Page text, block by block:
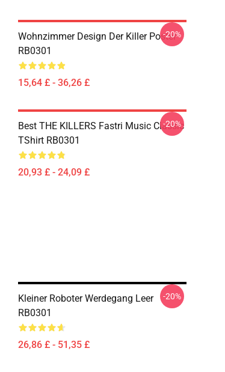
Wohnzimmer Design Der Killer Poster
RB0301
15,64 £ - 36,26 £
-20%
Best THE KILLERS Fastri Music Classic
TShirt RB0301
20,93 £ - 24,09 £
-20%
Kleiner Roboter Werdegang Leer
RB0301
26,86 £ - 51,35 £
-20%